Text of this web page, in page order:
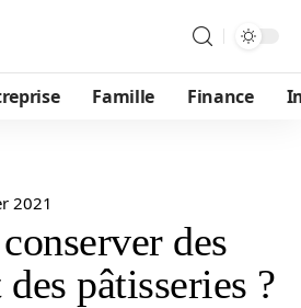
Famille Finance
2021
des
des pâtisseries ?